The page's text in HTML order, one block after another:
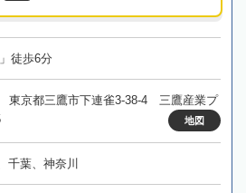
徒歩6分
東京都三鷹市下連雀3-38-4 三鷹産業プ
地図
千葉、神奈川